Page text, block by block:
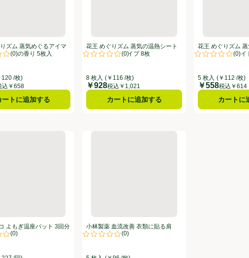
(0)
のレビューで5点中0.0点。
ズム 蒸気めぐるアイマ
ールの香り 5枚入
120 /枚)
込￥658
ートに追加する
(0)
評価は0件のレビューで5点中0.0点。
花王 めぐりズム 蒸気の温熱シート
肌に直接貼るタイプ 8枚
8 枚入 (￥116 /枚)
価格
￥928税込￥1,021
カートに追加する
(0)
評価は0件のレ
花王 めぐりズム
シート グッドナイ
5 枚入 (￥112 /枚)
価格
￥558税込￥614
カートに
コ よもぎ温座パット 3回分
(0)
のレビューで5点中0.0点。
よもぎ温座パット 3回分
小林製薬 血流改善 衣類に貼る肩ホットン 5枚
(0)
評価は0件のレビューで5点中0.0点。
小林製薬 血流改善 衣類に貼る肩
ホットン 5枚